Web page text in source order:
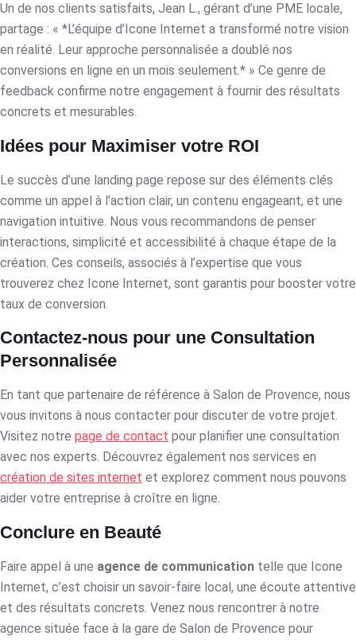
Un de nos clients satisfaits, Jean L., gérant d’une PME locale,
partage : « *L’équipe d’Icone Internet a transformé notre vision
en réalité. Leur approche personnalisée a doublé nos
conversions en ligne en un mois seulement.* » Ce genre de
feedback confirme notre engagement à fournir des résultats
concrets et mesurables.
Idées pour Maximiser votre ROI
Le succès d’une landing page repose sur des éléments clés
comme un appel à l’action clair, un contenu engageant, et une
navigation intuitive. Nous vous recommandons de penser
interactions, simplicité et accessibilité à chaque étape de la
création. Ces conseils, associés à l’expertise que vous
trouverez chez Icone Internet, sont garantis pour booster votre
taux de conversion.
Contactez-nous pour une Consultation
Personnalisée
En tant que partenaire de référence à Salon de Provence, nous
vous invitons à nous contacter pour discuter de votre projet.
Visitez notre page de contact pour planifier une consultation
avec nos experts. Découvrez également nos services en
création de sites internet et explorez comment nous pouvons
aider votre entreprise à croître en ligne.
Conclure en Beauté
Faire appel à une agence de communication telle que Icone
Internet, c’est choisir un savoir-faire local, une écoute attentive
et des résultats concrets. Venez nous rencontrer à notre
agence située face à la gare de Salon de Provence pour